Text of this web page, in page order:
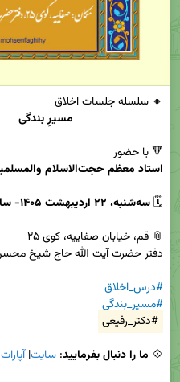
مسیرِ بندگی
🔻 با حضور
استاد معظم حجت‌الاسلام والمسلمین دکتر رفیعی
🗓 سه‌شنبه، ۲۲ اردیبهشت ۱۴۰۵- ساعت ۲۰
#درس_اخلاق
#مسیر_بندگی
#دکتر_رفیعی
💠 ما را دنبال بفرمایید: سایت| آپارات